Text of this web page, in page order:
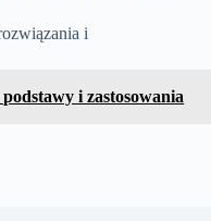
i
i zastosowania